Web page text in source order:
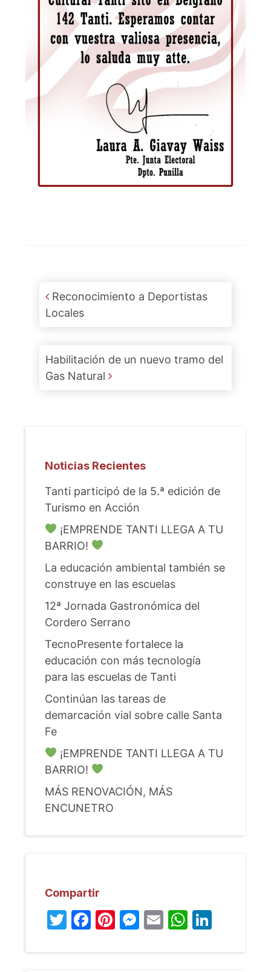
Post navigation
Reconocimiento a Deportistas
Locales
Habilitación de un nuevo tramo del
Gas Natural
Noticias Recientes
Tanti participó de la 5.ª edición de
Turismo en Acción
¡EMPRENDE TANTI LLEGA A TU
BARRIO!
La educación ambiental también se
construye en las escuelas
12ª Jornada Gastronómica del
Cordero Serrano
TecnoPresente fortalece la
educación con más tecnología
para las escuelas de Tanti
Continúan las tareas de
demarcación vial sobre calle Santa
Fe
¡EMPRENDE TANTI LLEGA A TU
BARRIO!
MÁS RENOVACIÓN, MÁS
ENCUNETRO
Compartir
Twitter
Facebook
Pinterest
Messenger
Email